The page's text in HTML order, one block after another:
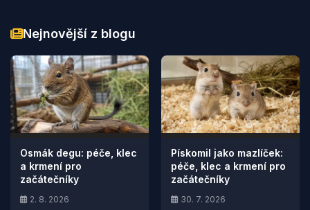
Nejnovější z blogu
Osmák degu: péče, klec
a krmení pro
začátečníky
2. 8. 2026
Pískomil jako mazlíček:
péče, klec a krmení pro
začátečníky
30. 7. 2026